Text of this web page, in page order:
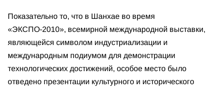
Показательно то, что в Шанхае во время
«ЭКСПО-2010», всемирной международной выставки,
являющейся символом индустриализации и
международным подиумом для демонстрации
технологических достижений, особое место было
отведено презентации культурного и исторического